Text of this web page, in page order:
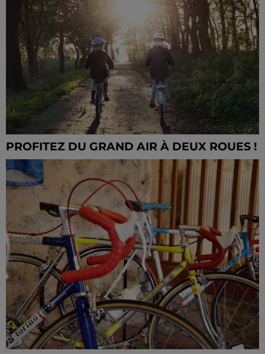
PROFITEZ DU GRAND AIR À DEUX ROUES !